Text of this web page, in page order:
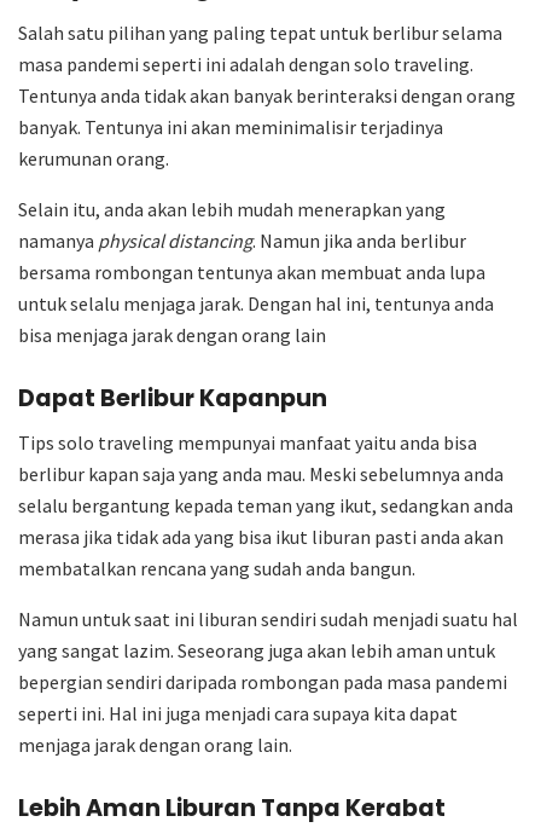
Salah satu pilihan yang paling tepat untuk berlibur selama
masa pandemi seperti ini adalah dengan solo traveling.
Tentunya anda tidak akan banyak berinteraksi dengan orang
banyak. Tentunya ini akan meminimalisir terjadinya
kerumunan orang.
Selain itu, anda akan lebih mudah menerapkan yang
namanya physical distancing. Namun jika anda berlibur
bersama rombongan tentunya akan membuat anda lupa
untuk selalu menjaga jarak. Dengan hal ini, tentunya anda
bisa menjaga jarak dengan orang lain
Dapat Berlibur Kapanpun
Tips solo traveling mempunyai manfaat yaitu anda bisa
berlibur kapan saja yang anda mau. Meski sebelumnya anda
selalu bergantung kepada teman yang ikut, sedangkan anda
merasa jika tidak ada yang bisa ikut liburan pasti anda akan
membatalkan rencana yang sudah anda bangun.
Namun untuk saat ini liburan sendiri sudah menjadi suatu hal
yang sangat lazim. Seseorang juga akan lebih aman untuk
bepergian sendiri daripada rombongan pada masa pandemi
seperti ini. Hal ini juga menjadi cara supaya kita dapat
menjaga jarak dengan orang lain.
Lebih Aman Liburan Tanpa Kerabat